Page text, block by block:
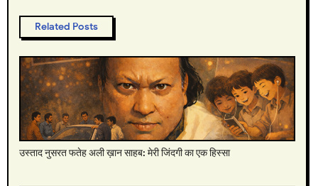
Related Posts
उस्ताद नुसरत फतेह अली ख़ान साहब: मेरी जिंदगी का एक हिस्सा